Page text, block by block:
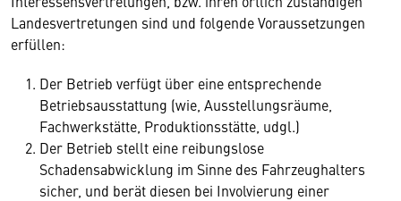
Landesvertretungen sind und folgende Voraussetzungen
erfüllen:
Der Betrieb verfügt über eine entsprechende
Betriebsausstattung (wie, Ausstellungsräume,
Fachwerkstätte, Produktionsstätte, udgl.)
Der Betrieb stellt eine reibungslose
Schadensabwicklung im Sinne des Fahrzeughalters
sicher, und berät diesen bei Involvierung einer